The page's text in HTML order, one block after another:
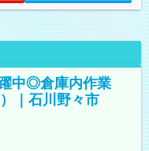
中◎倉庫内作業
｜石川野々市